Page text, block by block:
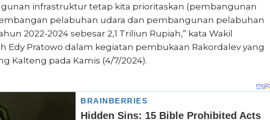
infrastruktur tetap kita prioritaskan (pembangunan
pelabuhan udara dan pembangunan pelabuhan
2022-2024 sebesar 2,1 Triliun Rupiah,” kata Wakil
Edy Pratowo dalam kegiatan pembukaan Rakordalev yang
Kalteng pada Kamis (4/7/2024).